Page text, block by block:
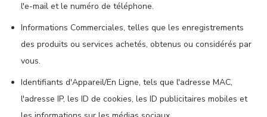
l'e-mail et le numéro de téléphone.
Informations Commerciales, telles que les enregistrements
des produits ou services achetés, obtenus ou considérés par
vous.
Identifiants d'Appareil/En Ligne, tels que l'adresse MAC,
l'adresse IP, les ID de cookies, les ID publicitaires mobiles et